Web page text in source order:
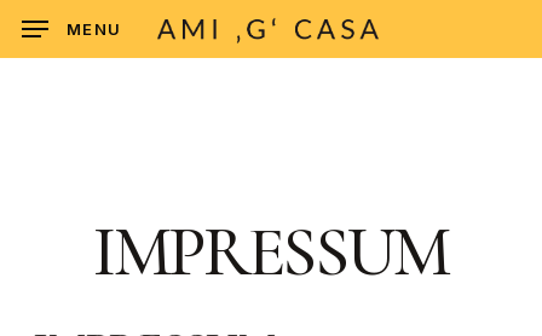
Skip
MENU
IMPRESSUM